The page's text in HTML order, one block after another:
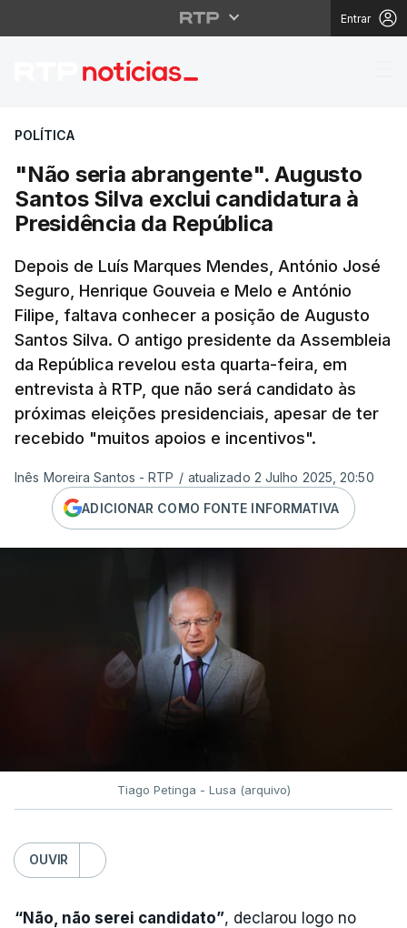
Entrar
"Não seria
POLÍTICA
"Não seria abrangente". Augusto
Santos Silva exclui candidatura à
Presidência da República
Depois de Luís Marques Mendes, António José
Seguro, Henrique Gouveia e Melo e António
Filipe, faltava conhecer a posição de Augusto
Santos Silva. O antigo presidente da Assembleia
da República revelou esta quarta-feira, em
entrevista à RTP, que não será candidato às
próximas eleições presidenciais, apesar de ter
recebido "muitos apoios e incentivos".
Inês Moreira Santos - RTP / atualizado 2 Julho 2025, 20:50
ADICIONAR COMO FONTE INFORMATIVA
Tiago Petinga - Lusa (arquivo)
OUVIR
“Não, não serei candidato”, declarou logo no